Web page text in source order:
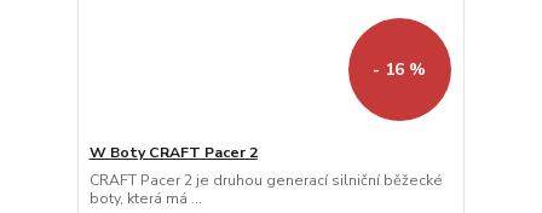
- 16 %
W Boty CRAFT Pacer 2
CRAFT Pacer 2 je druhou generací silniční běžecké
boty, která má ...